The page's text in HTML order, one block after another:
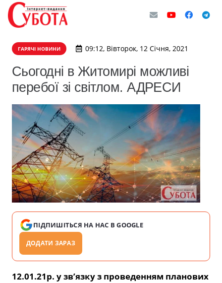
ГАРЯЧІ НОВИНИ 09:12, Вівторок, 12 Січня, 2021
Сьогодні в Житомирі можливі
перебої зі світлом. АДРЕСИ
ПІДПИШІТЬСЯ НА НАС В GOOGLE
ДОДАТИ ЗАРАЗ
12.01.21р. у зв’язку з проведенням планових